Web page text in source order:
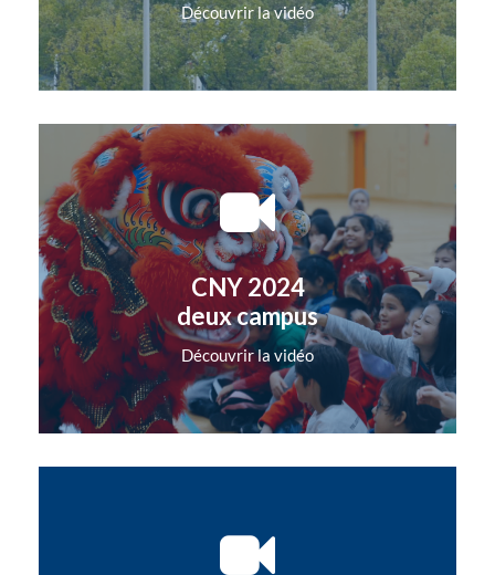
Découvrir la vidéo
CNY 2024
deux campus
Découvrir la vidéo